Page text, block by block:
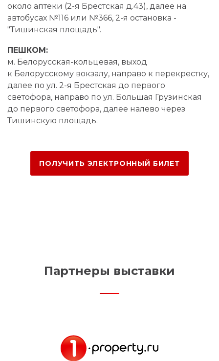
около аптеки (2-я Брестская д.43), далее на
автобусах №116 или №366, 2-я остановка -
"Тишинская площадь".
ПЕШКОМ:
м. Белорусская-кольцевая, выход
к Белорусскому вокзалу, направо к перекрестку,
далее по ул. 2-я Брестская до первого
светофора, направо по ул. Большая Грузинская
до первого светофора, далее налево через
Тишинскую площадь.
ПОЛУЧИТЬ ЭЛЕКТРОННЫЙ БИЛЕТ
Партнеры выставки